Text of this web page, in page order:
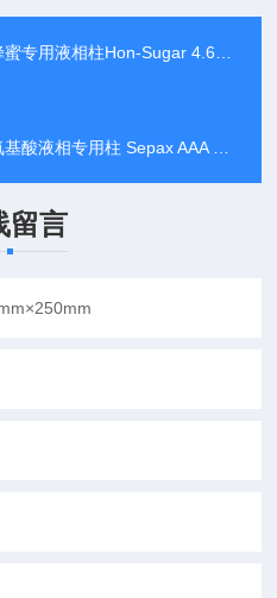
用液相柱Hon-Sugar 4.6×250mm
相专用柱 Sepax AAA 4.6×250mm
留言